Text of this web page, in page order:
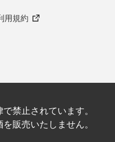
用規約
禁止されています。
販売いたしません。